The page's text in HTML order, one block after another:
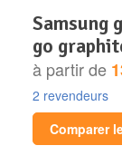
samsung galaxy tab a9 8.7″ sm-x110 64
go
à partir de
2 revendeurs
Comparer